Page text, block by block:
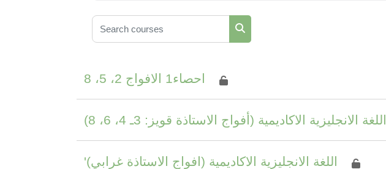
Search courses
Search courses
احصاء1 الافواج 2، 5، 8
اللغة الانجليزية الاكاديمية (أفواج الاستاذة قويز: 3ـ 4، 6، 8)
'اللغة الانجليزية الاكاديمية (افواج الاستاذة غرابي)